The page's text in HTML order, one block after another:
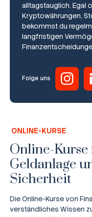
alltagstauglich. Egal
Kryptowährungen,
bekommst du
langfristigen
Folge uns
ONLINE-KURSE
Online-
Geldanlage
Sicherheit
Die Online-Kurse von
verständliches Wissen